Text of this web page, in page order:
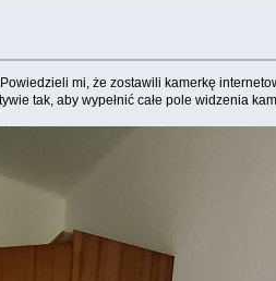
mi, że zostawili kamerkę
tak, aby wypełnić całe pole widzenia